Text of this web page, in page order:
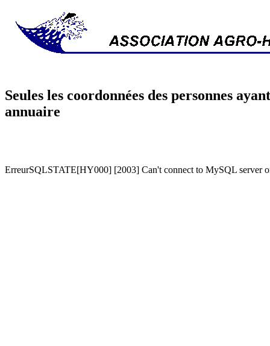
Seules les coordonnées des personnes
annuaire
ErreurSQLSTATE[HY000] [2003] Can't connect to MySQL server